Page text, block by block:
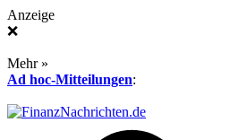
Anzeige
❌
Mehr »
Ad hoc-Mitteilungen: